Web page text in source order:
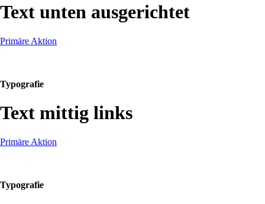
Text unten ausgerichtet
Primäre Aktion
Typografie
Text mittig links
Primäre Aktion
Typografie